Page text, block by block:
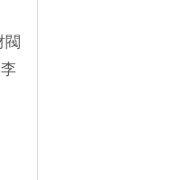
閥